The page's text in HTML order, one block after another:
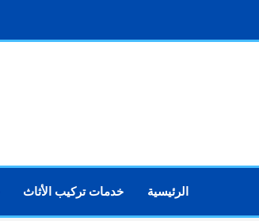
المحتوى
الرئيسية خدمات تركيب الأثاث